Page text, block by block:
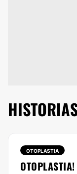
OTOPLASTIA